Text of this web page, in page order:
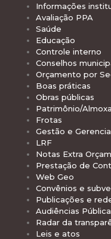
Informações
Avaliação PPA
Saúde
Educação
Controle interno
Conselhos
Orçamento por
Boas práticas
Obras públicas
Patrimônio/
Frotas
Gestão e
LRF
Notas Extra
Prestação de
Web Geo
Convênios e
Publicações e
Audiências
Radar da
Leis e atos